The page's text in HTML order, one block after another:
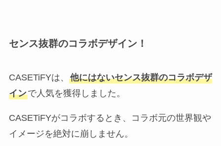
センス抜群のコラボデザイン！
CASETiFYは、 他にはないセンス抜群のコラボデザ
インで人気を獲得しました。
CASETiFYがコラボするとき、コラボ元の世界観や
イメージを絶対に崩しません。